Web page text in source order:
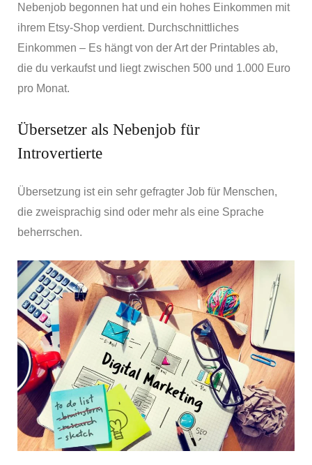
Nebenjob begonnen hat und ein hohes Einkommen mit
ihrem Etsy-Shop verdient. Durchschnittliches
Einkommen – Es hängt von der Art der Printables ab,
die du verkaufst und liegt zwischen 500 und 1.000 Euro
pro Monat.
Übersetzer als Nebenjob für
Introvertierte
Übersetzung ist ein sehr gefragter Job für Menschen,
die zweisprachig sind oder mehr als eine Sprache
beherrschen.